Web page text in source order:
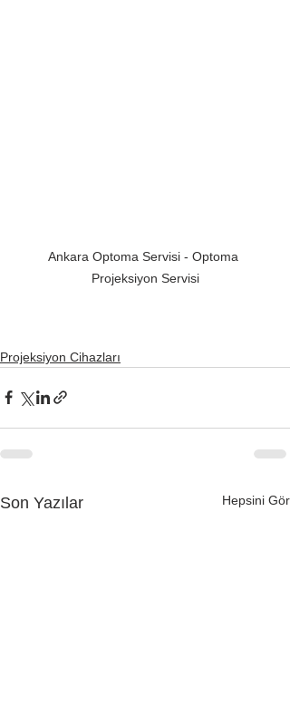
Ankara Optoma Servisi - Optoma
Projeksiyon Servisi
Projeksiyon Cihazları
Son Yazılar Hepsini Gör